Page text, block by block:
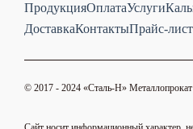
ПродукцияОплатаУслуги
ДоставкаКонтактыПрайс-лист
© 2017 - 2024 «Cталь-Н» Металлопрокат